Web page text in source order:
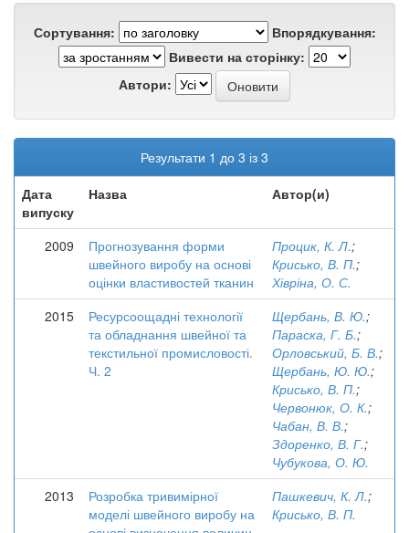
Сортування:
Впорядкування:
Вивести на сторінку:
Автори:
Результати 1 до 3 із 3
Дата
випуску
Назва Автор(и)
2009
Прогнозування форми
швейного виробу на основі
оцінки властивостей тканин
Процик, К. Л.;
Крисько, В. П.;
Хівріна, О. С.
2015
Ресурсоощадні технології
та обладнання швейної та
текстильної промисловості.
Ч. 2
Щербань, В. Ю.;
Параска, Г. Б.;
Орловський, Б. В.;
Щербань, Ю. Ю.;
Крисько, В. П.;
Червонюк, О. К.;
Чабан, В. В.;
Здоренко, В. Г.;
Чубукова, О. Ю.
2013
Розробка тривимірної
моделі швейного виробу на
Пашкевич, К. Л.;
Крисько, В. П.